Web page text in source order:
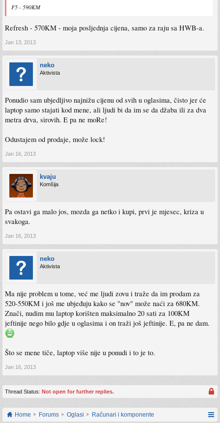
F5 - 590KM
Refresh - 570KM - moja posljednja cijena, samo za raju sa HWB-a.
Jan 13, 2013
neko
Aktivista
Ponudio sam ubjedljivo najnižu cijenu od svih u oglasima, čisto jer će
laptop samo stajati kod mene, ali ljudi bi da im se da džaba ili za dva
metra drva, sirovih. E pa ne moRe!
Odustajem od prodaje, može lock!
Jan 16, 2013
kvaju
Komšija
Pa ostavi ga malo jos, mozda ga netko i kupi, prvi je mjesec, kriza u
svakoga.
Jan 16, 2013
neko
Aktivista
Ma nije problem u tome, već me ljudi zovu i traže da im prodam za
520-550KM i još me ubjeđuju kako se "nov" može naći za 680KM.
Znači, nudim mu laptop korišten maksimalno 20 sati za 100KM
jeftinije nego bilo gdje u oglasima i on traži još jeftinije. E, pa ne dam.
Što se mene tiče, laptop više nije u ponudi i to je to.
Jan 16, 2013
Thread Status: Not open for further replies.
Home Forums Oglasi Računari i komponente